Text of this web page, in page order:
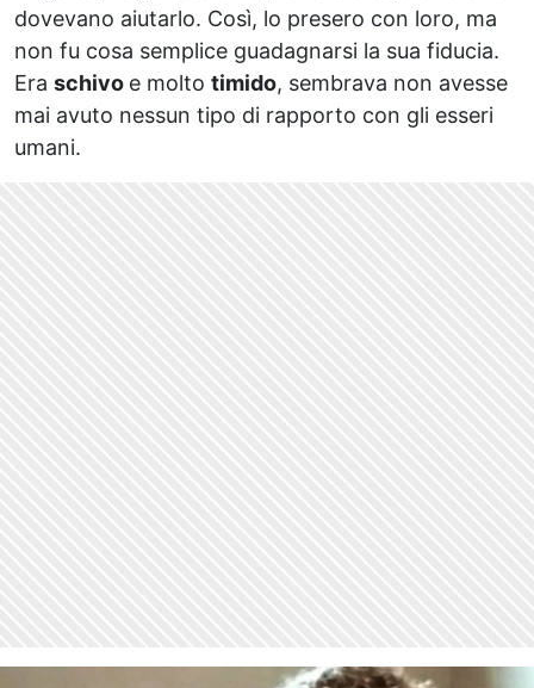
dovevano aiutarlo. Così, lo presero con loro, ma
non fu cosa semplice guadagnarsi la sua fiducia.
Era schivo e molto timido, sembrava non avesse
mai avuto nessun tipo di rapporto con gli esseri
umani.